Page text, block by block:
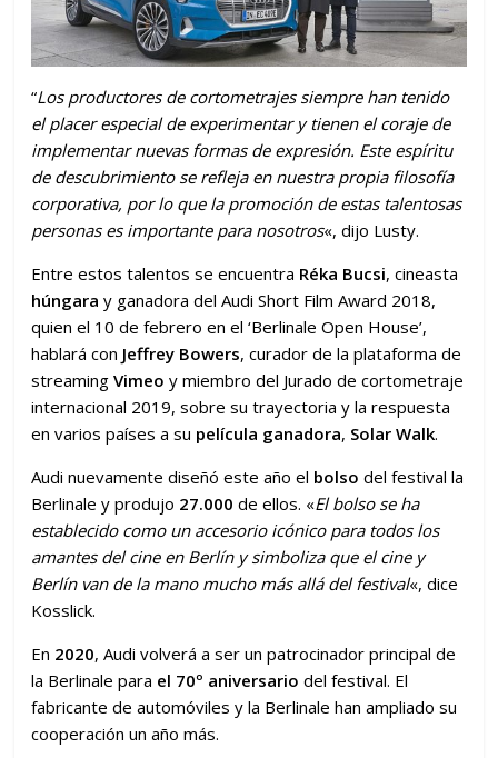
“Los productores de cortometrajes siempre han tenido
el placer especial de experimentar y tienen el coraje de
implementar nuevas formas de expresión. Este espíritu
de descubrimiento se refleja en nuestra propia filosofía
corporativa, por lo que la promoción de estas talentosas
personas es importante para nosotros«, dijo Lusty.
Entre estos talentos se encuentra Réka Bucsi, cineasta
húngaray ganadora del Audi Short Film Award 2018,
quien el 10 de febrero en el ‘Berlinale Open House’,
hablará con Jeffrey Bowers, curador de la plataforma de
streamingVimeo y miembro del Jurado de cortometraje
internacional 2019, sobre su trayectoria y la respuesta
en varios países a su película ganadora, Solar Walk.
Audi nuevamente diseñó este año el bolso del festival la
Berlinale y produjo 27.000 de ellos. «El bolso se ha
establecido como un accesorio icónico para todos los
amantes del cine en Berlín y simboliza que el cine y
Berlín van de la mano mucho más allá del festival«, dice
Kosslick.
En 2020, Audi volverá a ser un patrocinador principal de
la Berlinale para el 70º aniversario del festival. El
fabricante de automóviles y la Berlinale han ampliado su
cooperación un año más.